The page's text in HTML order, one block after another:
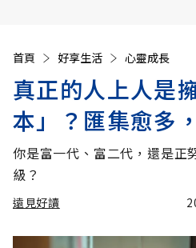
首頁 好享生活 心靈成長
真正的人上人是
本」？匯集愈多
你是富一代、富二代，還是正
級？
遠見好讀